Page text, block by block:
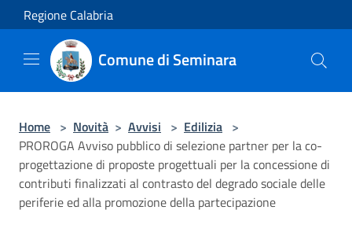
Salta al contenuto principale
Regione Calabria
Comune di Seminara
Home > Novità > Avvisi > Edilizia >
PROROGA Avviso pubblico di selezione partner per la co-
progettazione di proposte progettuali per la concessione di
contributi finalizzati al contrasto del degrado sociale delle
periferie ed alla promozione della partecipazione